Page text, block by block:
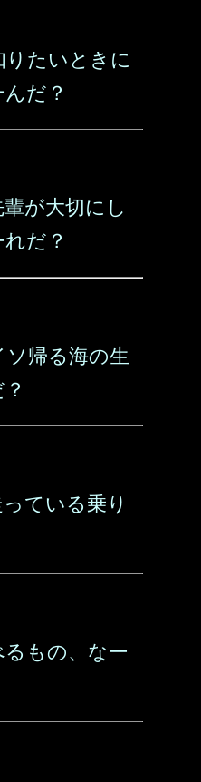
たいときに
だ？
が大切にし
だ？
帰る海の生
ている乗り
もの、なー